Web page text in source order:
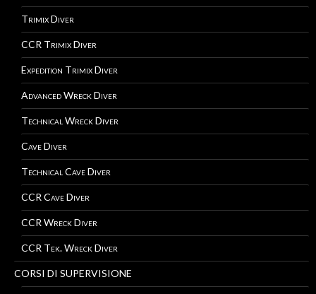
Trimix Diver
CCR Trimix Diver
Expedition Trimix Diver
Advanced Wreck Diver
Technical Wreck Diver
Cave Diver
Technical Cave Diver
CCR Cave Diver
CCR Wreck Diver
CCR Tek. Wreck Diver
CORSI DI SUPERVISIONE